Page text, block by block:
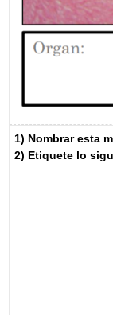
1) Nombrar esta
2) Etiquete lo